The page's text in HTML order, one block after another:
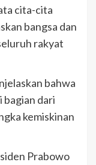
cita-cita
bangsa dan
rakyat
bahwa
bagian dari
kemiskinan
Prabowo